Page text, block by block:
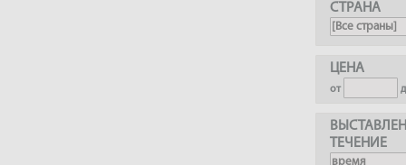
СТРАНА
ЦЕНА
от
ТЕЧЕНИЕ